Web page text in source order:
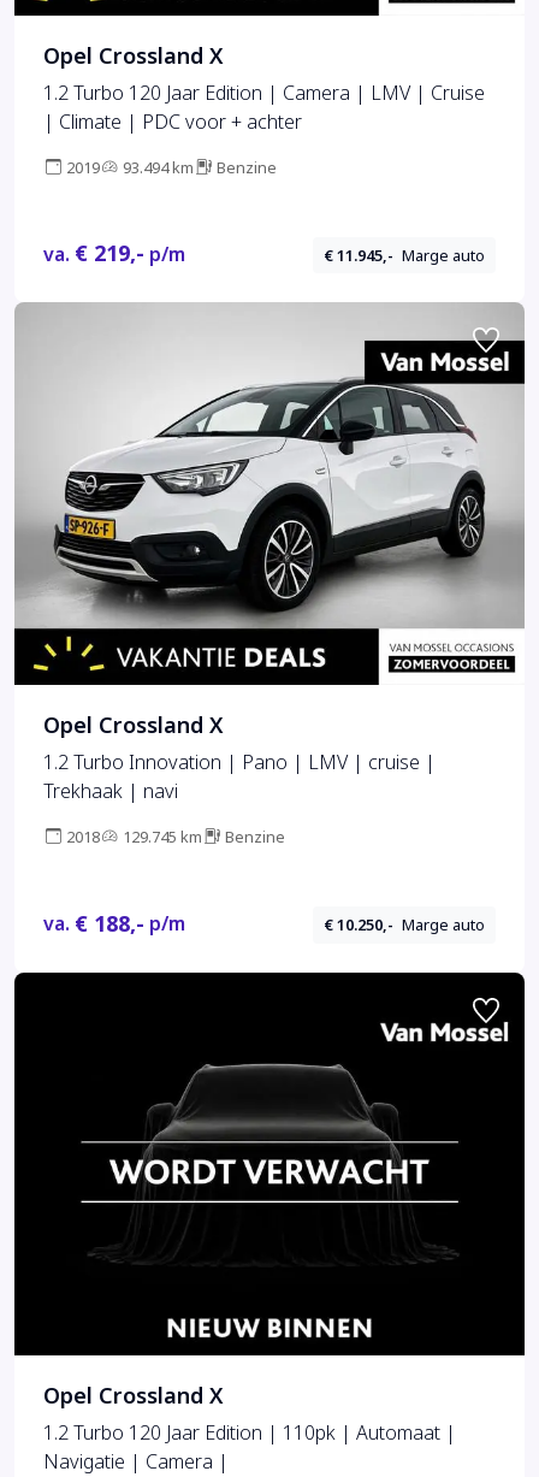
Opel Crossland X
1.2 Turbo 120 Jaar Edition | Camera | LMV | Cruise
| Climate | PDC voor + achter
2019 93.494 km Benzine
va. € 219,- p/m € 11.945,- Marge auto
Opel Crossland X
1.2 Turbo Innovation | Pano | LMV | cruise |
Trekhaak | navi
2018 129.745 km Benzine
va. € 188,- p/m € 10.250,- Marge auto
Opel Crossland X
1.2 Turbo 120 Jaar Edition | 110pk | Automaat |
Navigatie | Camera |